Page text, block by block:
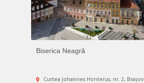
Biserica Neagră
Curtea Johannes Honterus, nr. 2, Brașov